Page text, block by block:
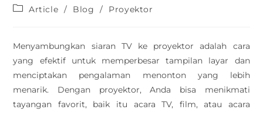
Article / Blog / Proyektor
Menyambungkan siaran TV ke proyektor adalah cara
yang efektif untuk memperbesar tampilan layar dan
menciptakan pengalaman menonton yang lebih
menarik. Dengan proyektor, Anda bisa menikmati
tayangan favorit, baik itu acara TV, film, atau acara